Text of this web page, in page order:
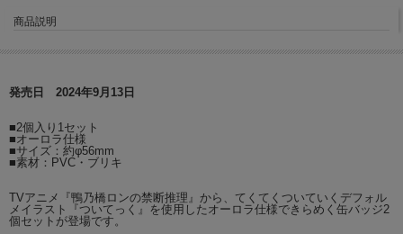
商品説明
発売日 2024年9月13日
■2個入り1セット
■オーロラ仕様
■サイズ：約φ56mm
■素材：PVC・ブリキ
TVアニメ『鴨乃橋ロンの禁断推理』から、てくてくついていくデフォル
メイラスト『ついてっく』を使用したオーロラ仕様できらめく缶バッジ2
個セットが登場です。